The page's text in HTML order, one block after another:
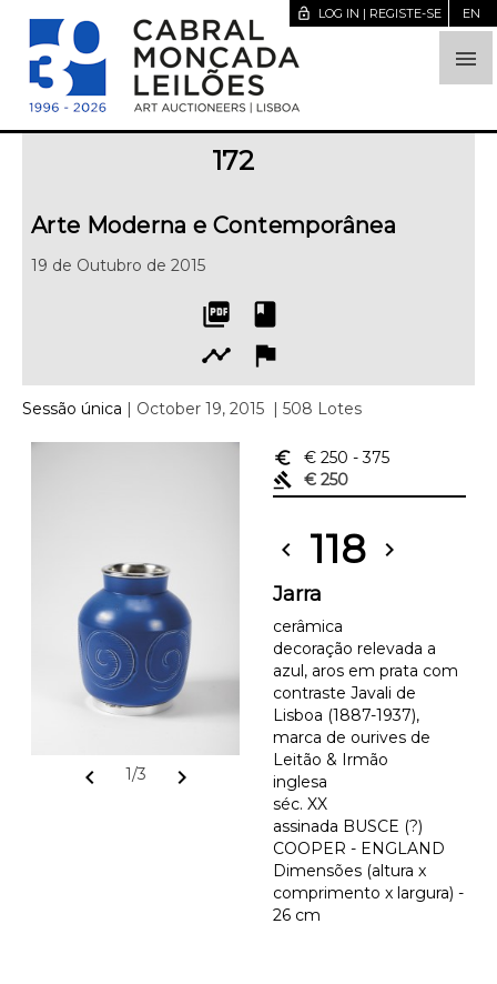

lock_open LOG IN | REGISTE-SE EN
172
Arte Moderna e Contemporânea
19 de Outubro de 2015
picture_as_pdf
book
timeline
flag
Sessão única | October 19, 2015 | 508 Lotes
chevron_left 1/3 chevron_right
euro_symbol € 250 - 375
gavel
€ 250
chevron_left 118 chevron_right
Jarra
cerâmica
decoração relevada a
azul, aros em prata com
contraste Javali de
Lisboa (1887-1937),
marca de ourives de
Leitão & Irmão
inglesa
séc. XX
assinada BUSCE (?)
COOPER - ENGLAND
Dimensões (altura x
comprimento x largura) -
26 cm